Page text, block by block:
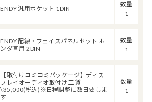
ENDY 汎用ポケット 1DIN
数量
1
ENDY 配線・フェイスパネルセット ホ
ンダ車用 2DIN
数量
1
【取付けコミコミパッケージ】ディス
プレイオーディオ取付け 工賃
\35,000(税込)※日程調整に数日要しま
す
数量
1